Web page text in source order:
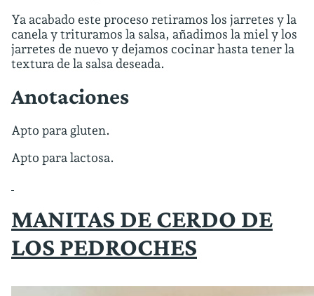
Ya acabado este proceso retiramos los jarretes y la
canela y trituramos la salsa, añadimos la miel y los
jarretes de nuevo y dejamos cocinar hasta tener la
textura de la salsa deseada.
Anotaciones
Apto para gluten.
Apto para lactosa.
MANITAS DE CERDO DE
LOS PEDROCHES